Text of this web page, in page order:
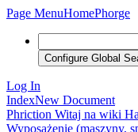
Page MenuHomePhorge
Configure Global
Log In
IndexNew Document
Phriction Witaj na wiki
Wyposażenie (maszyny,